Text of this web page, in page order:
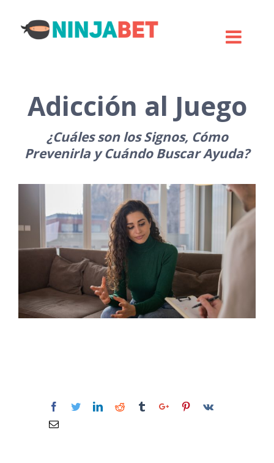
Adicción al Juego
¿Cuáles son los Signos, Cómo
Prevenirla y Cuándo Buscar Ayuda?